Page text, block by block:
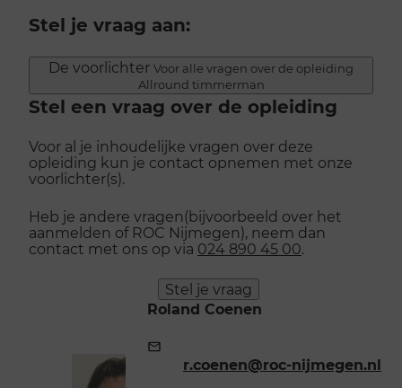
Stel je vraag aan:
De voorlichter Voor alle vragen over de opleiding
Allround timmerman
Stel een vraag over de opleiding
Voor al je inhoudelijke vragen over deze
opleiding kun je contact opnemen met onze
voorlichter(s).
Heb je andere vragen(bijvoorbeeld over het
aanmelden of ROC Nijmegen), neem dan
contact met ons op via 024 890 45 00.
Stel je vraag
Roland Coenen
mailadres:
r.coenen@roc-nijmegen.nl